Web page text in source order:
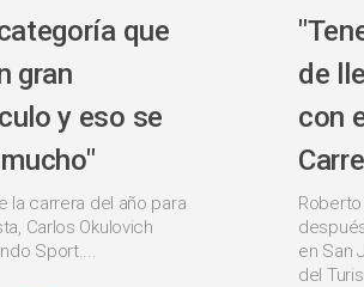
que
gran
y eso se
la carrera del año para
Carlos Okulovich
Sport....
de
con
en San
del